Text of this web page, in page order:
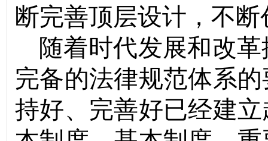
断完善顶层设计，不
随着时代发展和改
完备的法律规范体系
持好、完善好已经建